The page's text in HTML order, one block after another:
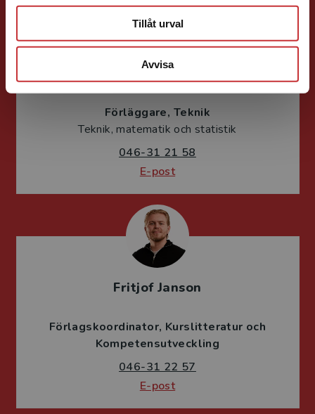
Tillåt urval
Avvisa
Jens Fredholm
Förläggare Teknik
Teknik, matematik och statistik
046-31 21 58
E-post
Fritjof Janson
Förlagskoordinator Kurslitteratur och
Kompetensutveckling
046-31 22 57
E-post